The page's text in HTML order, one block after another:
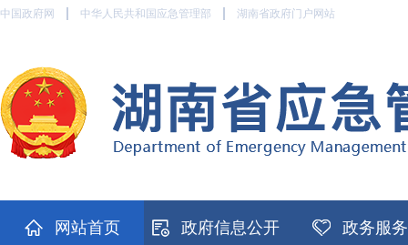
中国政府网 中华人民共和国应急管理部 湖南省政府门户网站
网站首页 政府信息公开 政务服务